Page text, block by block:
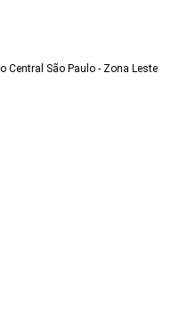
Central São Paulo - Zona Leste